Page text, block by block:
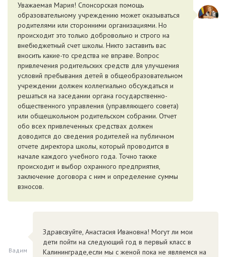
Уважаемая Мария! Спонсорская помощь
образовательному учреждению может оказываться
родителями или сторонними организациями. Но
происходит это только добровольно и строго на
внебюджетный счет школы. Никто заставить вас
вносить какие-то средства не вправе. Вопрос
привлечения родительских средств для улучшения
условий пребывания детей в общеобразовательном
учреждении должен коллегиально обсуждаться и
решаться на заседании органа государственно-
общественного управления (управляющего совета)
или общешкольном родительском собрании. Отчет
обо всех привлеченных средствах должен
доводится до сведения родителей на публичном
отчете директора школы, который проводится в
начале каждого учебного года. Точно также
происходит и выбор охранного предприятия,
заключение договора с ним и определение суммы
взносов.
Вадим
Здравсвуйте, Анастасия Ивановна! Могут ли мои
дети пойти на следующий год в первый класс в
Калининграде,если мы с женой пока не являемся на